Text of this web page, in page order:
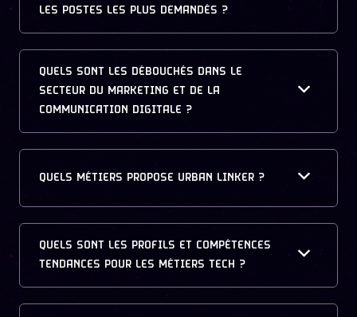
LES POSTES LES PLUS DEMANDÉS ?
QUELS SONT LES DÉBOUCHÉS DANS LE
SECTEUR DU MARKETING ET DE LA
COMMUNICATION DIGITALE ?
QUELS MÉTIERS PROPOSE URBAN LINKER ?
QUELS SONT LES PROFILS ET COMPÉTENCES
TENDANCES POUR LES MÉTIERS TECH ?